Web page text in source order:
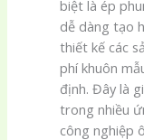
biệt là ép
dễ dàng tạo
thiết kế các
phí khuôn
định. Đây là
trong nhiều
công nghiệp